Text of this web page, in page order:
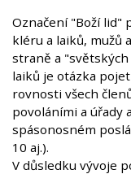
Označení "Boží lid"
kléru a laiků, mužů
straně a "světských
laiků je otázka
rovnosti všech
povoláními a úřady
spásonosném
10 aj.).
V důsledku vývoje